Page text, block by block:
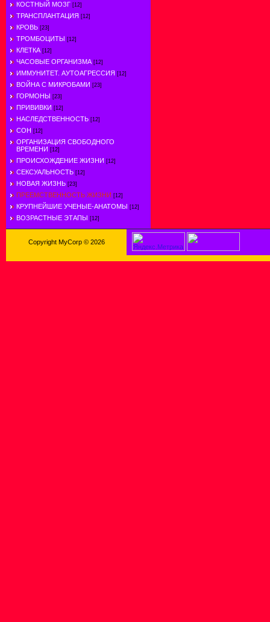
КОСТНЫЙ МОЗГ [12]
ТРАНСПЛАНТАЦИЯ [12]
КРОВЬ [23]
ТРОМБОЦИТЫ [12]
КЛЕТКА [12]
ЧАСОВЫЕ ОРГАНИЗМА [12]
ИММУНИТЕТ. АУТОАГРЕССИЯ [12]
ВОЙНА С МИКРОБАМИ [23]
ГОРМОНЫ [23]
ПРИВИВКИ [12]
НАСЛЕДСТВЕННОСТЬ [12]
СОН [12]
ОРГАНИЗАЦИЯ СВОБОДНОГО
ВРЕМЕНИ [12]
ПРОИСХОЖДЕНИЕ ЖИЗНИ [12]
СЕКСУАЛЬНОСТЬ [12]
НОВАЯ ЖИЗНЬ [23]
ПРЕЕМСТВЕННОСТЬ ЖИЗНИ [12]
КРУПНЕЙШИЕ УЧЕНЫЕ-АНАТОМЫ [12]
ВОЗРАСТНЫЕ ЭТАПЫ [12]
Copyright MyCorp © 2026